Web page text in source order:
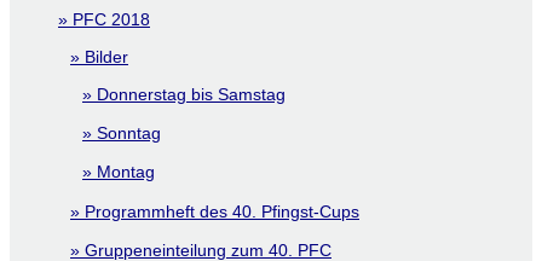
PFC 2018
Bilder
Donnerstag bis Samstag
Sonntag
Montag
Programmheft des 40. Pfingst-Cups
Gruppeneinteilung zum 40. PFC